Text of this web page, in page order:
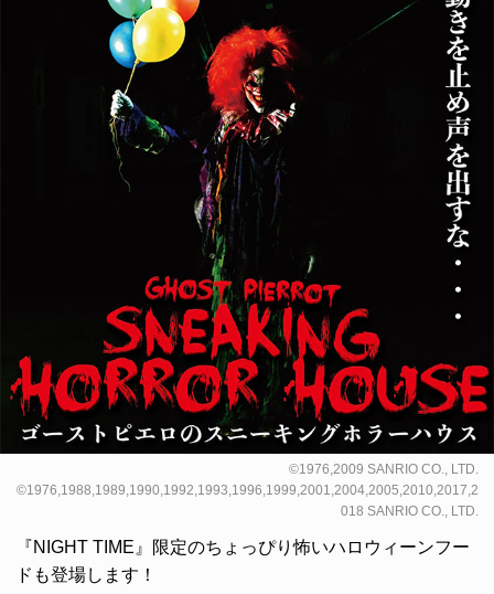
©1976,2009 SANRIO CO., LTD.
©1976,1988,1989,1990,1992,1993,1996,1999,2001,2004,2005,2010,2017,2
018 SANRIO CO., LTD.
『NIGHT TIME』限定のちょっぴり怖いハロウィーンフー
ドも登場します！